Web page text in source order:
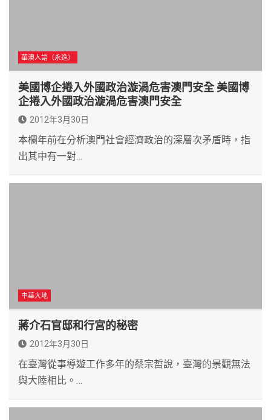
華澳人語（永逸）
美國博企捲入外國政治漩渦危害澳門安全 美國博
企捲入外國政治漩渦危害澳門安全
2012年3月30日
本欄年前在分析澳門社會經濟政治的深層次矛盾時，指
出其中有一對…
中華大地
蔣介石官邸和行宮的秘密
2012年3月30日
在臺灣從事導遊工作多年的蔡宗哲說，臺灣的景觀無法
與大陸相比。…